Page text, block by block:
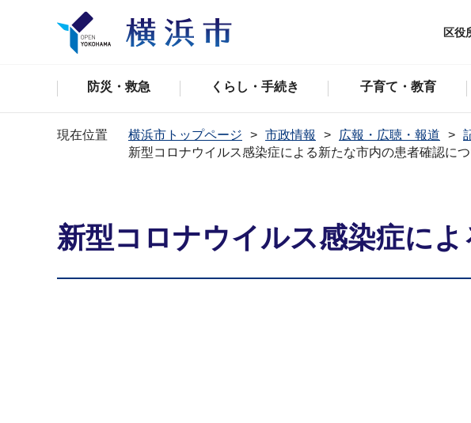
区役
防災・救急 くらし・手続き 子育て・教育
現在位置 横浜市トップページ 市政情報 広報・広聴・報道
新型コロナウイルス感染症による新たな市内の患者確認に
新型コロナウイルス感染症に